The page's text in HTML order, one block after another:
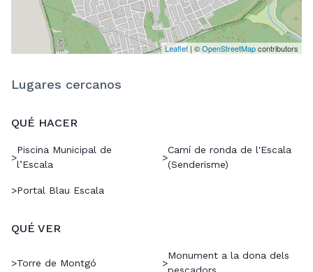
Leaflet| ©OpenStreetMapcontributors
Lugares cercanos
QUÉ HACER
>
Piscina Municipal de
l’Escala
>
Camí de ronda de l'Escala
(Senderisme)
>Portal Blau Escala
QUÉ VER
>Torre de Montgó >
Monument a la dona dels